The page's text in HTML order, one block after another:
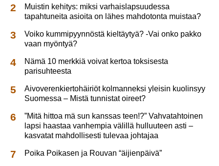
Muistin kehitys: miksi varhaislapsuudessa
tapahtuneita asioita on lähes mahdotonta muistaa?
Voiko kummipyynnöstä kieltäytyä? -Vai onko pakko
vaan myöntyä?
Nämä 10 merkkiä voivat kertoa toksisesta
parisuhteesta
Aivoverenkiertohäiriöt kolmanneksi yleisin kuolinsyy
Suomessa – Mistä tunnistat oireet?
”Mitä hittoa mä sun kanssas teen!?” Vahvatahtoinen
lapsi haastaa vanhempia välillä hulluuteen asti –
kasvatat mahdollisesti tulevaa johtajaa
Poika Poikasen ja Rouvan “äijienpäivä”